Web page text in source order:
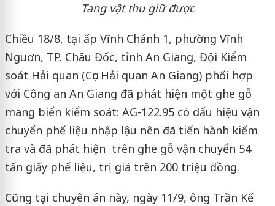
Tang vật thu giữ được
Chiều 18/8, tại ấp Vĩnh Chánh 1, phường Vĩnh
Nguơn, TP. Châu Đốc, tỉnh An Giang, Đội Kiểm
soát Hải quan (Cục Hải quan An Giang) phối hợp
với Công an An Giang đã phát hiện một ghe gỗ
mang biển kiểm soát: AG-122.95 có dấu hiệu vận
chuyển phế liệu nhập lậu nên đã tiến hành kiểm
tra và đã phát hiện trên ghe gỗ vận chuyển 54
tấn giấy phế liệu, trị giá trên 200 triệu đồng.
Cũng tại chuyên án này, ngày 11/9, ông Trần Kế